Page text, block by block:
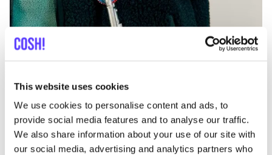
This website uses cookies
We use cookies to personalise content and ads, to
provide social media features and to analyse our traffic.
We also share information about your use of our site with
our social media, advertising and analytics partners who